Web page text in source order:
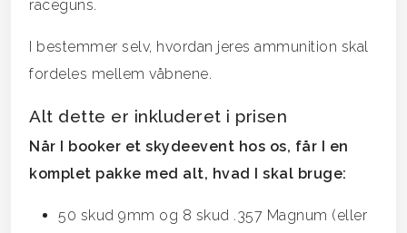
raceguns.
I bestemmer selv, hvordan jeres ammunition skal
fordeles mellem våbnene.
Alt dette er inkluderet i prisen
Når I booker et skydeevent hos os, får I en
komplet pakke med alt, hvad I skal bruge:
50 skud 9mm og 8 skud .357 Magnum (eller